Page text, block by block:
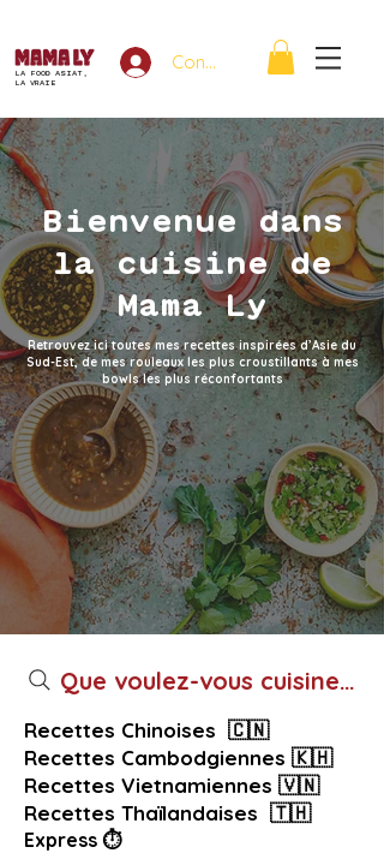
LA FOOD ASIAT,
LA VRAIE
Connexion
Bienvenue dans
la cuisine de
Mama Ly
Retrouvez ici toutes mes recettes inspirées d’Asie du
Sud-Est, de mes rouleaux les plus croustillants à mes
bowls les plus réconfortants
Que voulez-vous cuisiner
Recettes Chinoises 🇨🇳
Recettes Cambodgiennes 🇰🇭
Recettes Vietnamiennes 🇻🇳
Recettes Thaïlandaises 🇹🇭
Express ⏱️